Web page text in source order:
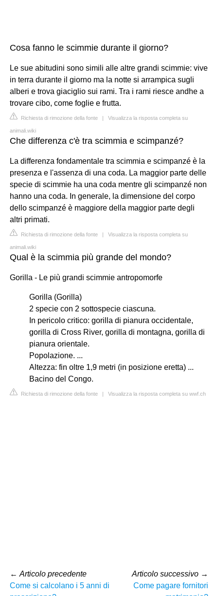
Cosa fanno le scimmie durante il giorno?
Le sue abitudini sono simili alle altre grandi scimmie: vive
in terra durante il giorno ma la notte si arrampica sugli
alberi e trova giaciglio sui rami. Tra i rami riesce andhe a
trovare cibo, come foglie e frutta.
Richiesta di rimozione della fonte | Visualizza la risposta completa su
animali.wiki
Che differenza c'è tra scimmia e scimpanzé?
La differenza fondamentale tra scimmia e scimpanzé è la
presenza e l'assenza di una coda. La maggior parte delle
specie di scimmie ha una coda mentre gli scimpanzé non
hanno una coda. In generale, la dimensione del corpo
dello scimpanzé è maggiore della maggior parte degli
altri primati.
Richiesta di rimozione della fonte | Visualizza la risposta completa su
animali.wiki
Qual è la scimmia più grande del mondo?
Gorilla - Le più grandi scimmie antropomorfe
Gorilla (Gorilla)
2 specie con 2 sottospecie ciascuna.
In pericolo critico: gorilla di pianura occidentale,
gorilla di Cross River, gorilla di montagna, gorilla di
pianura orientale.
Popolazione. ...
Altezza: fin oltre 1,9 metri (in posizione eretta) ...
Bacino del Congo.
Richiesta di rimozione della fonte | Visualizza la risposta completa su wwf.ch
← Articolo precedente
Come si calcolano i 5 anni di
Articolo successivo →
Come pagare fornitori